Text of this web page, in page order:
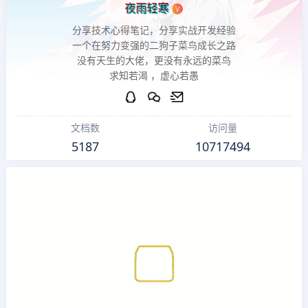
夜雨轻寒 V
分享技术心得笔记，分享实战开发经验
一个在努力变强的二狗子菜鸟成长之路
没有天生的大佬，更没有永远的菜鸟
求知若渴 ，虚心若愚
文档数
5187
访问量
10717494